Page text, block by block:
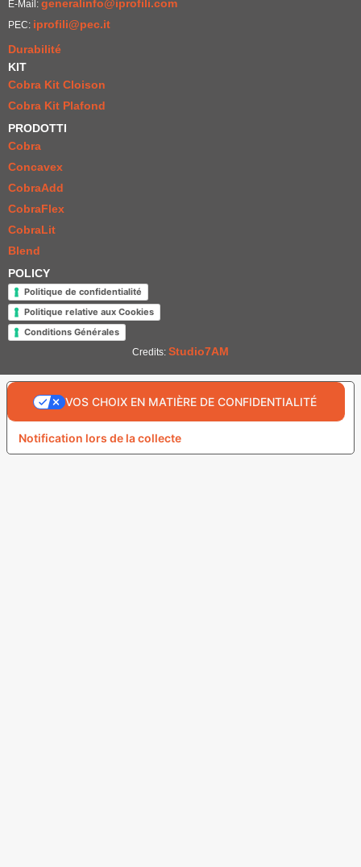
E-Mail: generalinfo@iprofili.com
PEC: iprofili@pec.it
Durabilité
KIT
Cobra Kit Cloison
Cobra Kit Plafond
PRODOTTI
Cobra
Concavex
CobraAdd
CobraFlex
CobraLit
Blend
POLICY
Politique de confidentialité
Politique relative aux Cookies
Conditions Générales
Credits: Studio7AM
Notification lors de la collecte
VOS CHOIX EN MATIÈRE DE CONFIDENTIALITÉ